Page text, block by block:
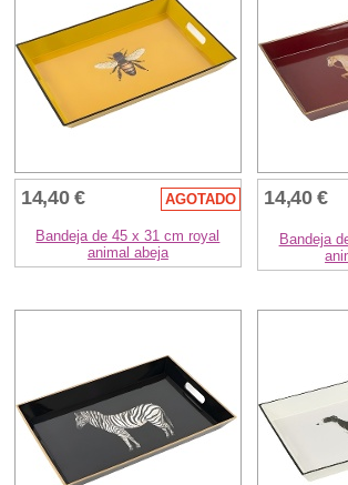
14,40 € AGOTADO
Bandeja de 45 x 31 cm royal
animal abeja
14,40 €
Bandeja